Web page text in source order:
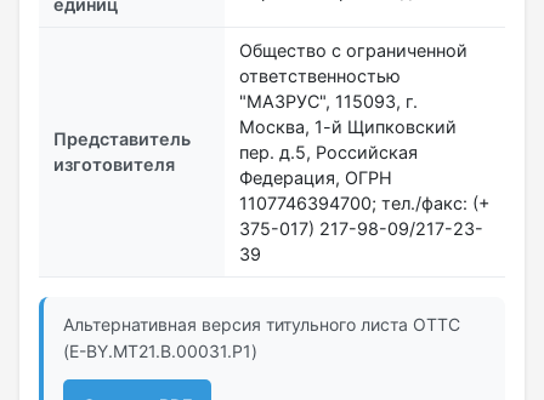
единиц
Представитель
изготовителя
Общество с ограниченной
ответственностью
"МАЗРУС", 115093, г.
Москва, 1-й Щипковский
пер. д.5, Российская
Федерация, ОГРН
1107746394700; тел./факс: (+
375-017) 217-98-09/217-23-
39
Альтернативная версия титульного листа ОТТС
(E-BY.MT21.B.00031.P1)